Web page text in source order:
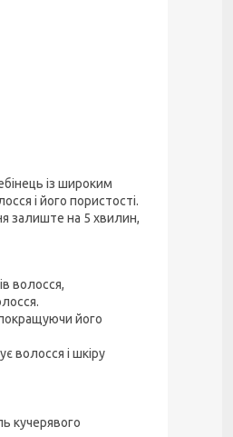
із широким
і його пористості.
залиште на 5 хвилин,
волосся,
його
волосся і шкіру
кучерявого